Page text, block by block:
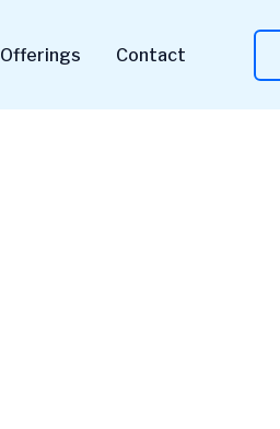
Offerings Contact